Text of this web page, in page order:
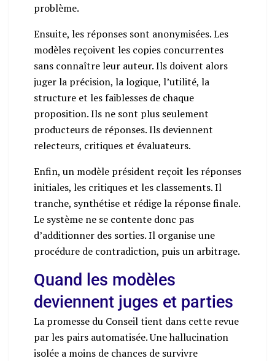
problème.
Ensuite, les réponses sont anonymisées. Les
modèles reçoivent les copies concurrentes
sans connaître leur auteur. Ils doivent alors
juger la précision, la logique, l’utilité, la
structure et les faiblesses de chaque
proposition. Ils ne sont plus seulement
producteurs de réponses. Ils deviennent
relecteurs, critiques et évaluateurs.
Enfin, un modèle président reçoit les réponses
initiales, les critiques et les classements. Il
tranche, synthétise et rédige la réponse finale.
Le système ne se contente donc pas
d’additionner des sorties. Il organise une
procédure de contradiction, puis un arbitrage.
Quand les modèles
deviennent juges et parties
La promesse du Conseil tient dans cette revue
par les pairs automatisée. Une hallucination
isolée a moins de chances de survivre